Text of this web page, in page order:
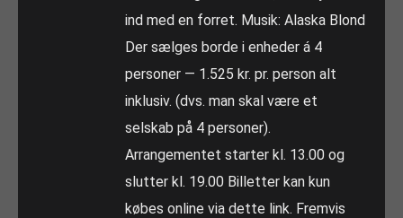
ind med en forret. Musik: Alaska Blond
Der sælges borde i enheder á 4
personer — 1.525 kr. pr. person alt
inklusiv. (dvs. man skal være et
selskab på 4 personer).
Arrangementet starter kl. 13.00 og
slutter kl. 19.00 Billetter kan kun
købes online via dette link. Fremvis